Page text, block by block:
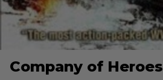
Company of Heroes